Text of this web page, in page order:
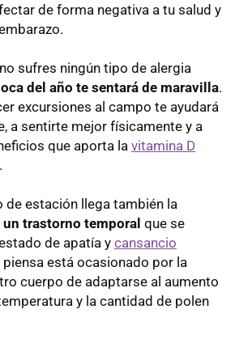
de forma negativa a tu salud y
sufres ningún tipo de alergia
del año te sentará de maravilla.
excursiones al campo te ayudará
a sentirte mejor físicamente y a
que aporta la vitamina D
.
de estación llega también la
un trastorno temporal que se
de apatía y cansancio
piensa está ocasionado por la
cuerpo de adaptarse al aumento
y la cantidad de polen